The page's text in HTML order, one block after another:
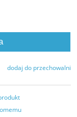
dodaj do przechowalni